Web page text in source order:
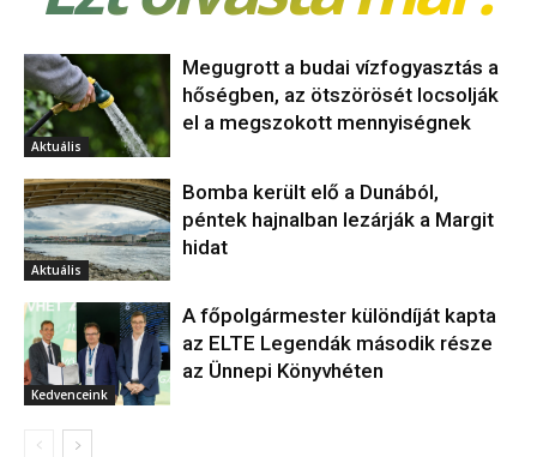
Aktuális
Megugrott a budai vízfogyasztás a
hőségben, az ötszörösét locsolják
el a megszokott mennyiségnek
Aktuális
Bomba került elő a Dunából,
péntek hajnalban lezárják a Margit
hidat
Kedvenceink
A főpolgármester különdíját kapta
az ELTE Legendák második része
az Ünnepi Könyvhéten